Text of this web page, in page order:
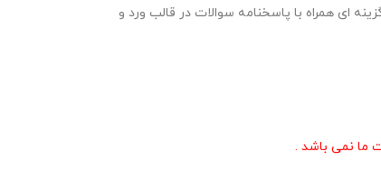
پایه دهم ویژه مرحله مدرسه ای و شهرستانی مسابقات قرآن ، عترت و نماز در قالب 2 نمونه سوال 20 سوالی چهارگزینه ای همراه با پاسخنامه سوالات در قالب ورد و
ما نمی باشد .